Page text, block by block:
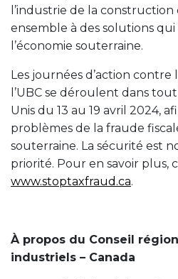
l’industrie de la
ensemble à des solutions
l’économie souterraine.
Les journées d’action contre
l’UBC se déroulent dans
Unis du 13 au 19 avril 2024,
problèmes de la fraude
souterraine. La sécurité est
priorité. Pour en savoir plus,
www.stoptaxfraud.ca.
À propos du Conseil
industriels – Canada